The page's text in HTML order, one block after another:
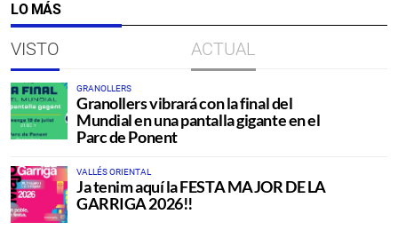
LO MÁS
VISTO ACTUAL
GRANOLLERS
Granollers vibrará con la final del
Mundial en una pantalla gigante en el
Parc de Ponent
VALLÉS ORIENTAL
Ja tenim aquí la FESTA MAJOR DE LA
GARRIGA 2026!!